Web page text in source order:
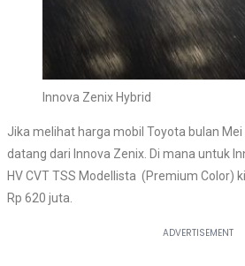
Innova Zenix Hybrid
Jika melihat harga mobil Toyota bulan
datang dari Innova Zenix. Di mana untuk
HV CVT TSS Modellista (Premium Color)
Rp 620 juta.